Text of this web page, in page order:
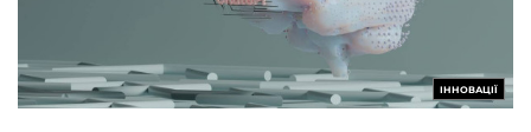
ІННОВАЦІЇ